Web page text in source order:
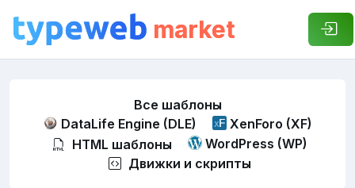
market
Все шаблоны
DataLife Engine (DLE)
XenForo (XF)
HTML шаблоны
WordPress (WP)
Движки и скрипты